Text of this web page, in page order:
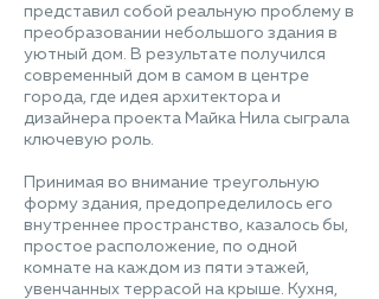
представил собой реальную проблему в
преобразовании небольшого здания в
уютный дом. В результате получился
современный дом в самом в центре
города, где идея архитектора и
дизайнера проекта Майка Нила сыграла
ключевую роль.
Принимая во внимание треугольную
форму здания, предопределилось его
внутреннее пространство, казалось бы,
простое расположение, по одной
комнате на каждом из пяти этажей,
увенчанных террасой на крыше. Кухня,